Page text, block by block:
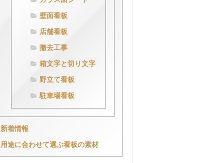
壁面看板
店舗看板
撤去工事
箱文字と切り文字
野立て看板
駐車場看板
新着情報
用途に合わせて選ぶ看板の素材